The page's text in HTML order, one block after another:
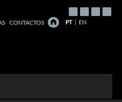
CONTACTOS PT EN